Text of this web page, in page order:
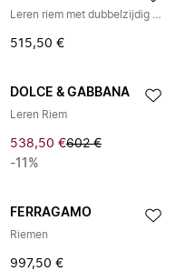
Leren riem met dubbelzijdig draagvlak
515,50 €
DOLCE & GABBANA
Leren Riem
538,50 €602 €
-11%
FERRAGAMO
Riemen
997,50 €